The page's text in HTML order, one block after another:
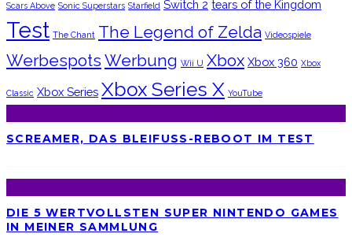
Scars Above Sonic Superstars Starfield Switch 2 tears of the Kingdom
Test The Chant The Legend of Zelda Videospiele
Werbespots Werbung Wii U Xbox Xbox 360 Xbox
Classic Xbox Series Xbox Series X YouTube
SCREAMER, DAS BLEIFUSS-REBOOT IM TEST
DIE 5 WERTVOLLSTEN SUPER NINTENDO GAMES
IN MEINER SAMMLUNG